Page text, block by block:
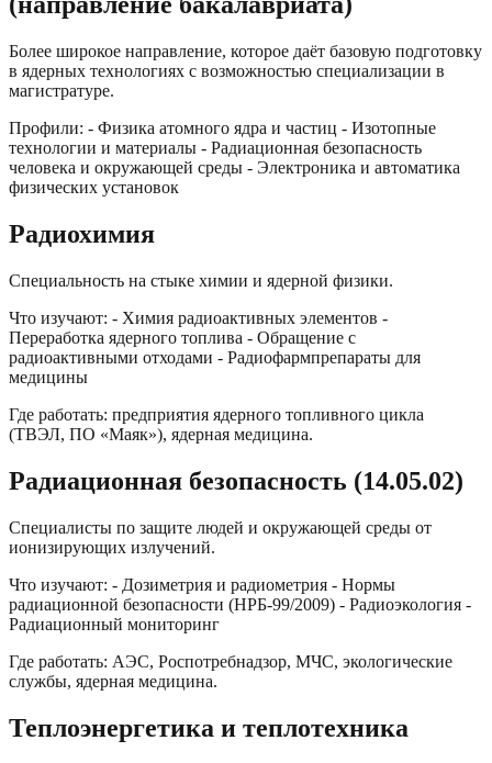
Более широкое направление, которое даёт базовую подготовку
в ядерных технологиях с возможностью специализации в
магистратуре.
Профили: - Физика атомного ядра и частиц - Изотопные
технологии и материалы - Радиационная безопасность
человека и окружающей среды - Электроника и автоматика
физических установок
Радиохимия
Специальность на стыке химии и ядерной физики.
Что изучают: - Химия радиоактивных элементов -
Переработка ядерного топлива - Обращение с
радиоактивными отходами - Радиофармпрепараты для
медицины
Где работать: предприятия ядерного топливного цикла
(ТВЭЛ, ПО «Маяк»), ядерная медицина.
Радиационная безопасность (14.05.02)
Специалисты по защите людей и окружающей среды от
ионизирующих излучений.
Что изучают: - Дозиметрия и радиометрия - Нормы
радиационной безопасности (НРБ-99/2009) - Радиоэкология -
Радиационный мониторинг
Где работать: АЭС, Роспотребнадзор, МЧС, экологические
службы, ядерная медицина.
Теплоэнергетика и теплотехника